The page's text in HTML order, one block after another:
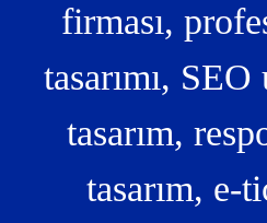
firması,
tasarımı,
tasarım,
tasarım, e-